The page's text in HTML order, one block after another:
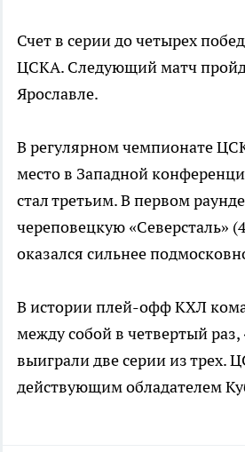
Счет в серии до четырех
ЦСКА. Следующий матч
Ярославле.
В регулярном чемпионате
место в Западной
стал третьим. В первом
череповецкую «Северсталь»
оказался сильнее
В истории плей-офф КХЛ
между собой в четвертый
выиграли две серии из трех.
действующим обладателем